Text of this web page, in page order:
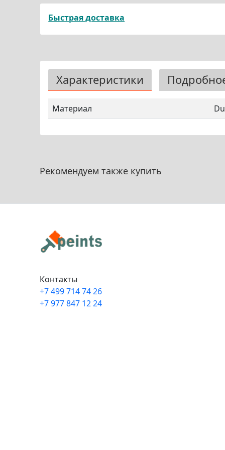
Быстрая доставка
Характеристики
Материал
Рекомендуем также купить
Контакты
+7 499 714 74 26
+7 977 847 12 24